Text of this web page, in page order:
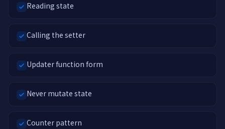
Reading state
Calling the setter
Updater function form
Never mutate state
Counter pattern